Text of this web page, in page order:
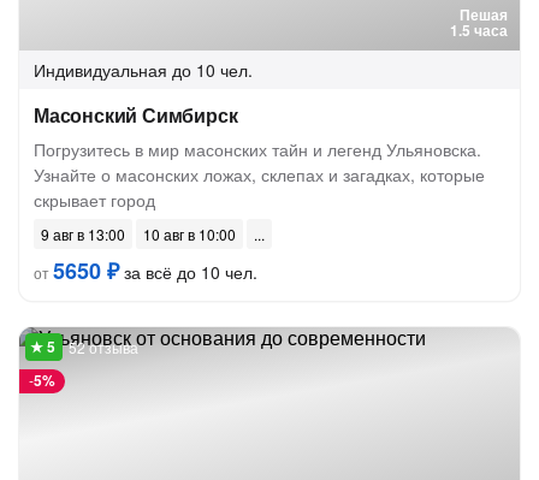
Пешая
1.5 часа
Индивидуальная до 10 чел.
Масонский Симбирск
Погрузитесь в мир масонских тайн и легенд Ульяновска.
Узнайте о масонских ложах, склепах и загадках, которые
скрывает город
9 авг в 13:00
10 авг в 10:00
от5650 ₽за всё до 10 чел.
-5%
52 отзыва